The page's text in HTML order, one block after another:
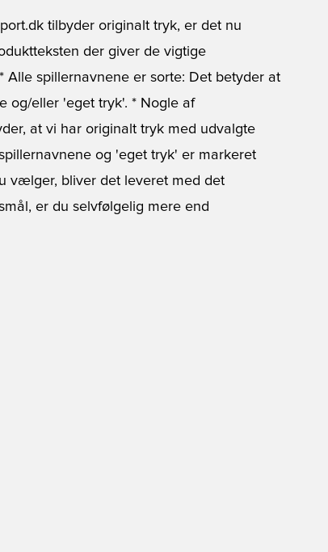
tilbyder originalt tryk, er det nu
der giver de vigtige
Alle spillernavnene er sorte: Det betyder at
og/eller 'eget tryk'. * Nogle af
at vi har originalt tryk med udvalgte
og 'eget tryk' er markeret
vælger, bliver det leveret med det
er du selvfølgelig mere end